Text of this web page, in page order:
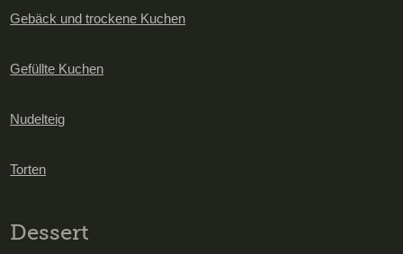
Gebäck und trockene Kuchen
Gefüllte Kuchen
Nudelteig
Torten
Dessert